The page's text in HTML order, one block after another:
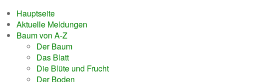
Hauptseite
Aktuelle Meldungen
Baum von A-Z
Der Baum
Das Blatt
Die Blüte und Frucht
Der Boden